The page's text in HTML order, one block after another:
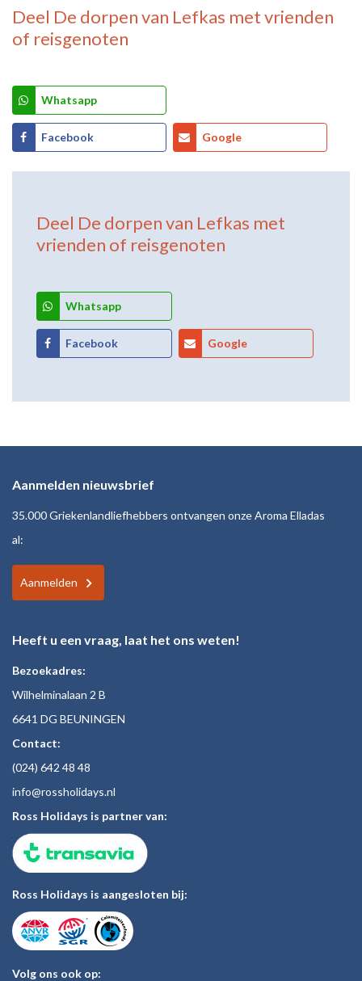
Deel De dorpen van Lefkas met vrienden
of reisgenoten
Whatsapp
Facebook Google
Deel De dorpen van Lefkas met
vrienden of reisgenoten
Whatsapp
Facebook Google
Aanmelden nieuwsbrief
35.000 Griekenlandliefhebbers ontvangen onze Aroma Elladas
al:
Aanmelden
Heeft u een vraag, laat het ons weten!
Bezoekadres:
Wilhelminalaan 2 B
6641 DG BEUNINGEN
Contact:
(024) 642 48 48
info@rossholidays.nl
Ross Holidays is partner van:
Ross Holidays is aangesloten bij:
Volg ons ook op: